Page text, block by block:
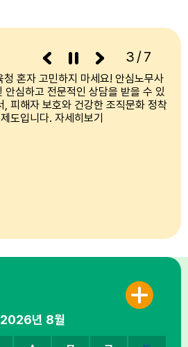
3/7
2026년 8월